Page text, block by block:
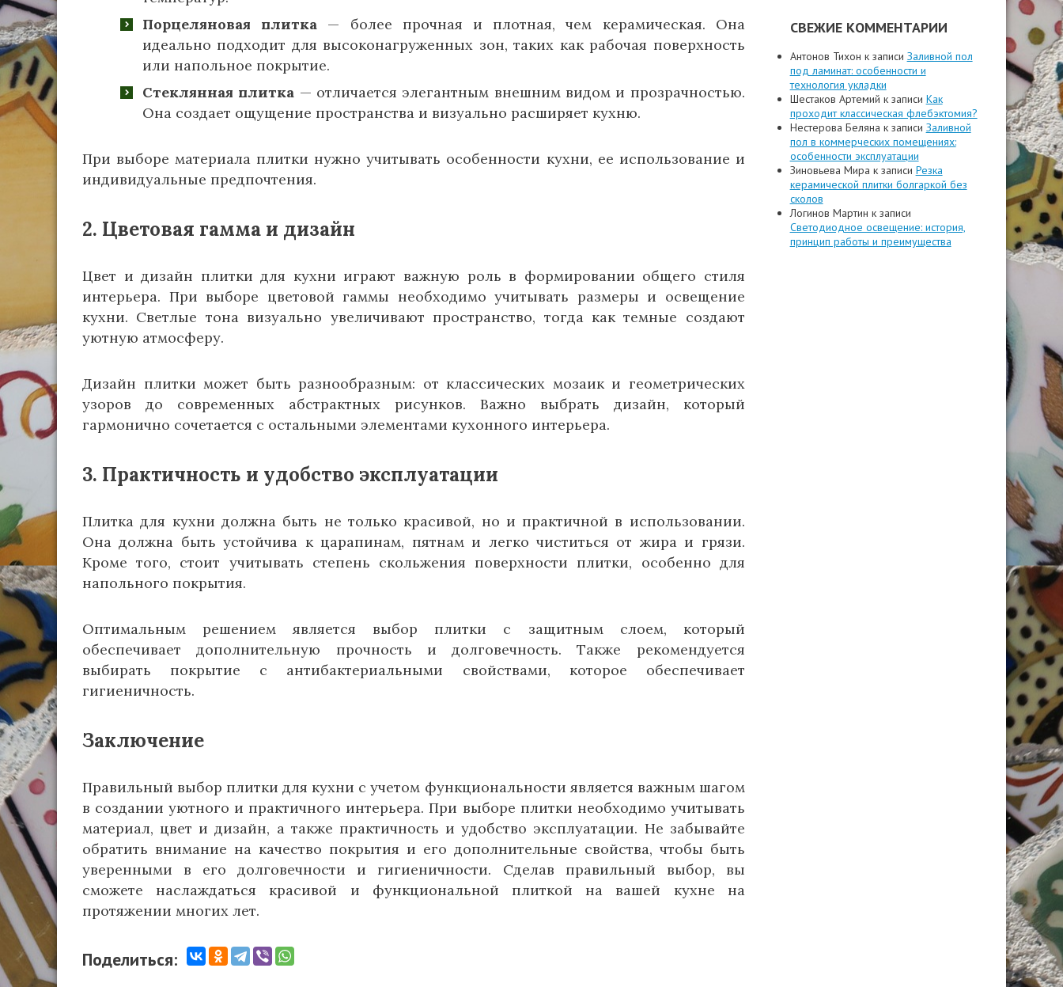
Порцеляновая плитка — более прочная и плотная, чем керамическая. Она
идеально подходит для высоконагруженных зон, таких как рабочая поверхность
или напольное покрытие.
Стеклянная плитка — отличается элегантным внешним видом и прозрачностью.
Она создает ощущение пространства и визуально расширяет кухню.
При выборе материала плитки нужно учитывать особенности кухни, ее использование и
индивидуальные предпочтения.
2. Цветовая гамма и дизайн
Цвет и дизайн плитки для кухни играют важную роль в формировании общего стиля
интерьера. При выборе цветовой гаммы необходимо учитывать размеры и освещение
кухни. Светлые тона визуально увеличивают пространство, тогда как темные создают
уютную атмосферу.
Дизайн плитки может быть разнообразным: от классических мозаик и геометрических
узоров до современных абстрактных рисунков. Важно выбрать дизайн, который
гармонично сочетается с остальными элементами кухонного интерьера.
3. Практичность и удобство эксплуатации
Плитка для кухни должна быть не только красивой, но и практичной в использовании.
Она должна быть устойчива к царапинам, пятнам и легко чиститься от жира и грязи.
Кроме того, стоит учитывать степень скольжения поверхности плитки, особенно для
напольного покрытия.
Оптимальным решением является выбор плитки с защитным слоем, который
обеспечивает дополнительную прочность и долговечность. Также рекомендуется
выбирать покрытие с антибактериальными свойствами, которое обеспечивает
гигиеничность.
Заключение
Правильный выбор плитки для кухни с учетом функциональности является важным шагом
в создании уютного и практичного интерьера. При выборе плитки необходимо учитывать
материал, цвет и дизайн, а также практичность и удобство эксплуатации. Не забывайте
обратить внимание на качество покрытия и его дополнительные свойства, чтобы быть
уверенными в его долговечности и гигиеничности. Сделав правильный выбор, вы
сможете наслаждаться красивой и функциональной плиткой на вашей кухне на
протяжении многих лет.
Поделиться:
СВЕЖИЕ КОММЕНТАРИИ
Антонов Тихон к записи Заливной пол
под ламинат: особенности и
технология укладки
Шестаков Артемий к записи Как
проходит классическая флебэктомия?
Нестерова Беляна к записи Заливной
пол в коммерческих помещениях:
особенности эксплуатации
Зиновьева Мира к записи Резка
керамической плитки болгаркой без
сколов
Логинов Мартин к записи
Светодиодное освещение: история,
принцип работы и преимущества